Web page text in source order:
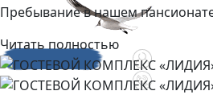
Пребывание в нашем
Читать полностью